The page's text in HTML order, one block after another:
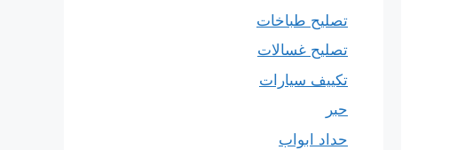
تصليح طباخات
تصليح غسالات
تكييف سيارات
حبر
حداد ابواب